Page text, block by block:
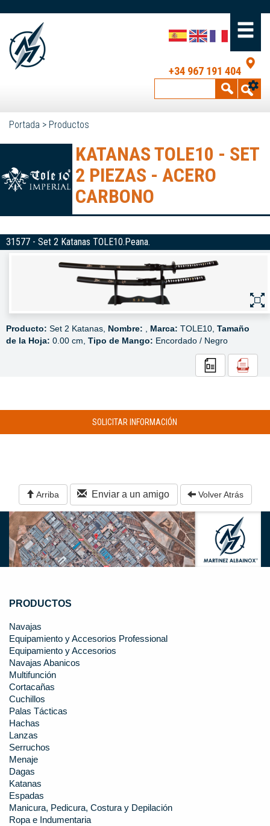
+34 967 191 404
Portada > Productos
KATANAS TOLE10 - SET
2 PIEZAS - ACERO
CARBONO
31577 - Set 2 Katanas TOLE10.Peana.
Producto: Set 2 Katanas, Nombre: Marca: TOLE10, Tamaño
de la Hoja: 0.00 cm, Tipo de Mango: Encordado / Negro
SOLICITAR INFORMACIÓN
Arriba Enviar a un amigo Volver Atrás
PRODUCTOS
Navajas
Equipamiento y Accesorios Professional
Equipamiento y Accesorios
Navajas Abanicos
Multifunción
Cortacañas
Cuchillos
Palas Tácticas
Hachas
Lanzas
Serruchos
Menaje
Dagas
Katanas
Espadas
Manicura, Pedicura, Costura y Depilación
Ropa e Indumentaria